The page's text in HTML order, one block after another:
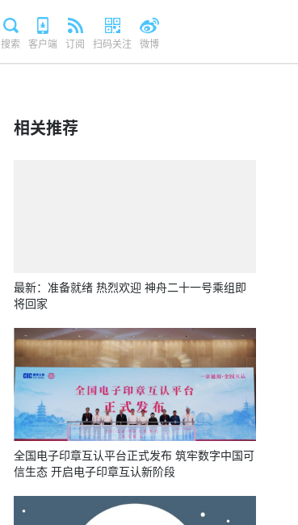
搜索 客户端 订阅 扫码关注 微博
相关推荐
最新：准备就绪 热烈欢迎 神舟二十一号乘组即
将回家
全国电子印章互认平台正式发布 筑牢数字中国可
信生态 开启电子印章互认新阶段